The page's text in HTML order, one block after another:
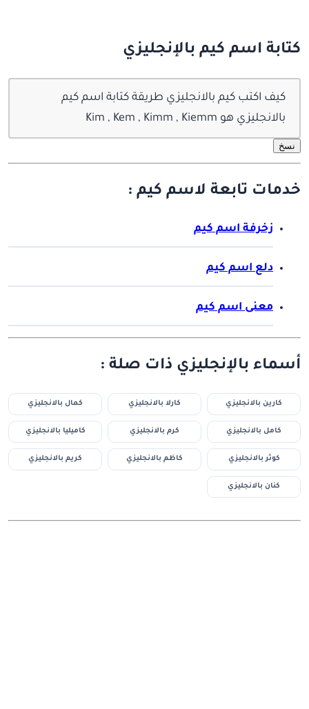
كتابة اسم كيم بالإنجليزي
كيف اكتب كيم بالانجليزي طريقة كتابة اسم كيم
بالانجليزي هو Kim , Kem , Kimm , Kiemm
نسخ
خدمات تابعة لاسم كيم :
زخرفة اسم كيم
دلع اسم كيم
معنى اسم كيم
أسماء بالإنجليزي ذات صلة :
كارين بالانجليزي كارلا بالانجليزي كمال بالانجليزي
كامل بالانجليزي كرم بالانجليزي كاميليا بالانجليزي
كوثر بالانجليزي كاظم بالانجليزي كريم بالانجليزي
كنان بالانجليزي